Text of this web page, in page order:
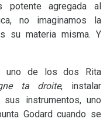
agregada al
no imaginamos la
su materia misma. Y
uno de los dos Rita
ta droite, instalar
instrumentos, uno
Godard cuando se